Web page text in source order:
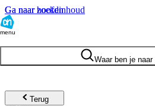
Ga naar hoofdinhoud
Ga naar zoeken
menu
Waar ben je
Terug